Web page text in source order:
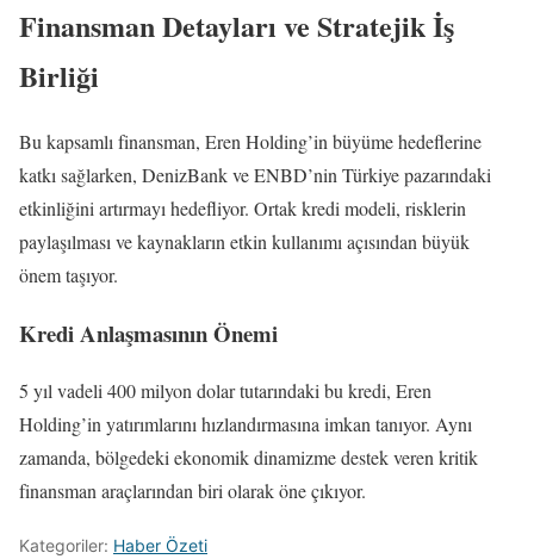
Finansman Detayları ve Stratejik İş
Birliği
Bu kapsamlı finansman, Eren Holding’in büyüme hedeflerine
katkı sağlarken, DenizBank ve ENBD’nin Türkiye pazarındaki
etkinliğini artırmayı hedefliyor. Ortak kredi modeli, risklerin
paylaşılması ve kaynakların etkin kullanımı açısından büyük
önem taşıyor.
Kredi Anlaşmasının Önemi
5 yıl vadeli 400 milyon dolar tutarındaki bu kredi, Eren
Holding’in yatırımlarını hızlandırmasına imkan tanıyor. Aynı
zamanda, bölgedeki ekonomik dinamizme destek veren kritik
finansman araçlarından biri olarak öne çıkıyor.
Kategoriler: Haber Özeti